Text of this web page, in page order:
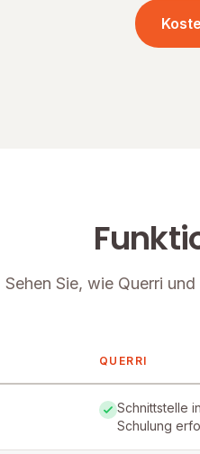
Sehen Sie, wie Querri
QUERRI
Schnittstelle
Schulung